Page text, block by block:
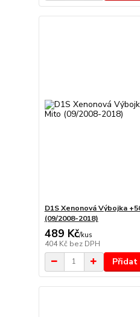
D1S Xenonová Výbojka
(09/2008-2018)
489 Kč/kus
404 Kč bez DPH
Přidat